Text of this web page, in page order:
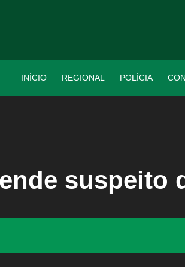
INÍCIO REGIONAL POLÍCIA
suspeito